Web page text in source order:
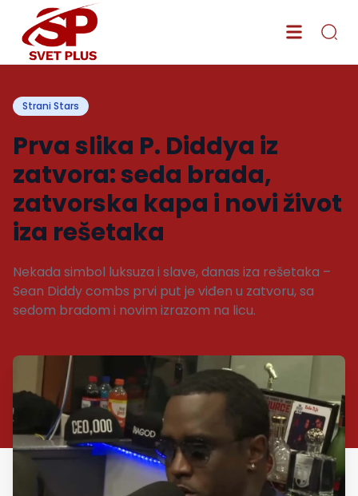
Strani Stars
Prva slika P. Diddya iz
zatvora: seda brada,
zatvorska kapa i novi život
iza rešetaka
Nekada simbol luksuza i slave, danas iza rešetaka –
Sean Diddy combs prvi put je viđen u zatvoru, sa
sedom bradom i novim izrazom na licu.